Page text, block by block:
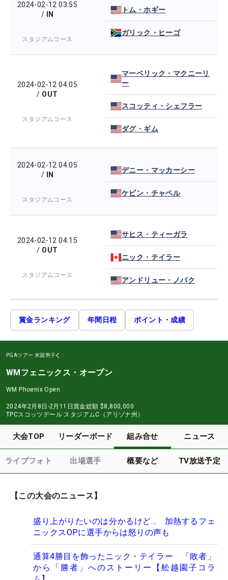
2024-02-12 03:55
/
IN
スタジアムコース
トム・ホギー
ガリック・ヒーゴ
2024-02-12 04:05
/ OUT
スタジアムコース
マーベリック・マクニーリ
ー
スコッティ・シェフラー
ダグ・ギム
2024-02-12 04:05
/
IN
スタジアムコース
デニー・マッカーシー
ケビン・チャペル
2024-02-12 04:15
/ OUT
スタジアムコース
サヒス・ティーガラ
ニック・テイラー
アンドリュー・ノバク
賞金ランキング 年間日程 ポイント・成績
PGAツアー 米国男子
WMフェニックス・オープン
WM Phoenix Open
2024年2月8日-2月11日賞金総額 $8,800,000
TPCスコッツデール スタジアムC（アリゾナ州）
大会TOP リーダーボード 組み合せ ニュース
ライブフォト 出場選手 概要など TV放送予定
【この大会のニュース】
盛り上がりたいのは分かるけど… 加熱するフェ
ニックスOPに選手からは怒りの声も
通算4勝目を飾ったニック・テイラー 「敗者」
から「勝者」へのストーリー【舩越園子コラ